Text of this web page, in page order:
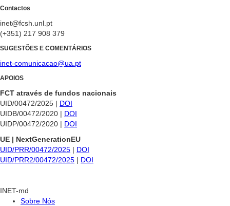
Contactos
inet@fcsh.unl.pt
(+351) 217 908 379
SUGESTÕES E COMENTÁRIOS
inet-comunicacao@ua.pt
APOIOS
FCT através de fundos nacionais
UID/00472/2025 | DOI
UIDB/00472/2020 | DOI
UIDP/00472/2020 | DOI
UE | NextGenerationEU
UID/PRR/00472/2025 | DOI
UID/PRR2/00472/2025 | DOI
INET-md
Sobre Nós